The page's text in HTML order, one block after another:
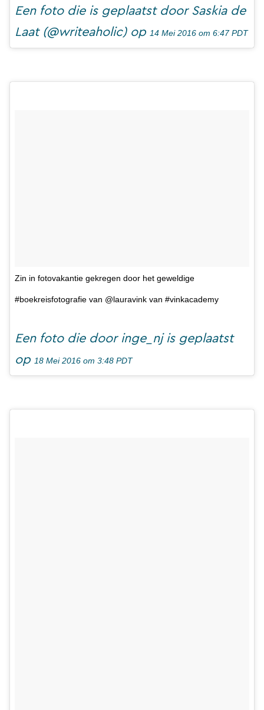
Een foto die is geplaatst door Saskia de
Laat (@writeaholic) op 14 Mei 2016 om 6:47 PDT
Zin in fotovakantie gekregen door het geweldige
#boekreisfotografie van @lauravink van #vinkacademy
Een foto die door inge_nj is geplaatst
op 18 Mei 2016 om 3:48 PDT